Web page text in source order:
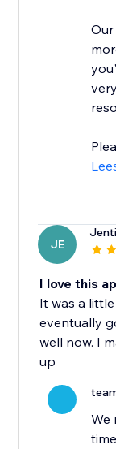
JE
I love this
It was a
eventually
well now. I
up
We